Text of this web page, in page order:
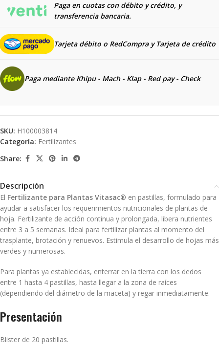
Paga en cuotas con débito y crédito, y
transferencia bancaria.
Tarjeta débito o RedCompra y Tarjeta de crédito
Paga mediante Khipu - Mach - Klap - Red pay - Check
SKU: H100003814
Categoría: Fertilizantes
Share:
Descripción
El Fertilizante para Plantas Vitasac® en pastillas, formulado para
ayudar a satisfacer los requerimientos nutricionales de plantas de
hoja. Fertilizante de acción continua y prolongada, libera nutrientes
entre 3 a 5 semanas. Ideal para fertilizar plantas al momento del
trasplante, brotación y renuevos. Estimula el desarrollo de hojas más
verdes y numerosas.
Para plantas ya establecidas, enterrar en la tierra con los dedos
entre 1 hasta 4 pastillas, hasta llegar a la zona de raíces
(dependiendo del diámetro de la maceta) y regar inmediatamente.
Presentación
Blister de 20 pastillas.